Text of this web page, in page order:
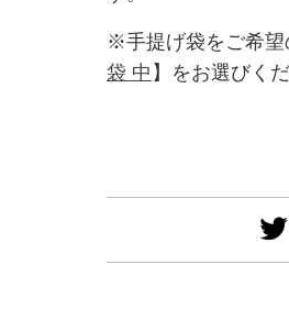
※手提げ袋をご希望
袋 中 】をお選びく